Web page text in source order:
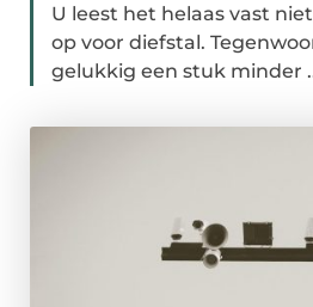
U leest het helaas vast
op voor diefstal.
gelukkig een stuk minder